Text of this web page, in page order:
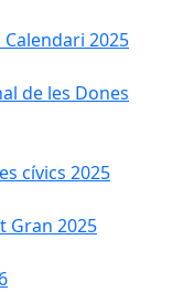
2025
de les Dones
cívics 2025
Gran 2025